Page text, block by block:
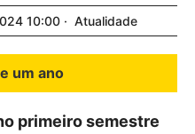
10:00 Atualidade
um ano
primeiro semestre